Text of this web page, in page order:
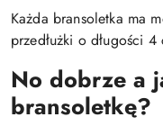
Każda bransoletka ma
przedłużki o długości 4
No dobrze a
bransoletkę?